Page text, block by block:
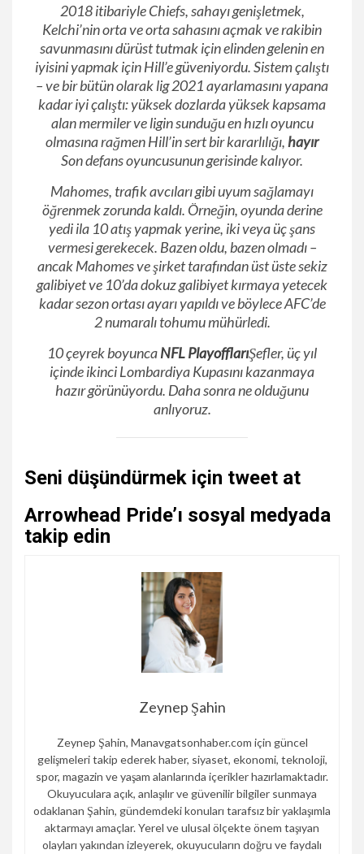
2018 itibariyle Chiefs, sahayı genişletmek,
Kelchi’nin orta ve orta sahasını açmak ve rakibin
savunmasını dürüst tutmak için elinden gelenin en
iyisini yapmak için Hill’e güveniyordu. Sistem çalıştı
– ve bir bütün olarak lig 2021 ayarlamasını yapana
kadar iyi çalıştı: yüksek dozlarda yüksek kapsama
alan mermiler ve ligin sunduğu en hızlı oyuncu
olmasına rağmen Hill’in sert bir kararlılığı,hayır
Son defans oyuncusunun gerisinde kalıyor.
Mahomes, trafik avcıları gibi uyum sağlamayı
öğrenmek zorunda kaldı. Örneğin, oyunda derine
yedi ila 10 atış yapmak yerine, iki veya üç şans
vermesi gerekecek. Bazen oldu, bazen olmadı –
ancak Mahomes ve şirket tarafından üst üste sekiz
galibiyet ve 10’da dokuz galibiyet kırmaya yetecek
kadar sezon ortası ayarı yapıldı ve böylece AFC’de
2 numaralı tohumu mühürledi.
10 çeyrek boyuncaNFL PlayofflarıŞefler, üç yıl
içinde ikinci Lombardiya Kupasını kazanmaya
hazır görünüyordu. Daha sonra ne olduğunu
anlıyoruz.
Seni düşündürmek için tweet at
Arrowhead Pride’ı sosyal medyada
takip edin
Zeynep Şahin
Zeynep Şahin, Manavgatsonhaber.com için güncel
gelişmeleri takip ederek haber, siyaset, ekonomi, teknoloji,
spor, magazin ve yaşam alanlarında içerikler hazırlamaktadır.
Okuyuculara açık, anlaşılır ve güvenilir bilgiler sunmaya
odaklanan Şahin, gündemdeki konuları tarafsız bir yaklaşımla
aktarmayı amaçlar. Yerel ve ulusal ölçekte önem taşıyan
olayları yakından izleyerek, okuyucuların doğru ve faydalı